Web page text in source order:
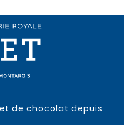
de chocolat depuis